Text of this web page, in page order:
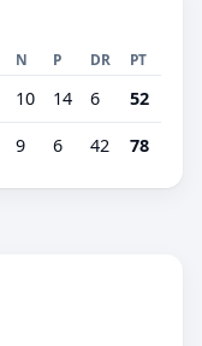
N P DR PT
10 14 6 52
9 6 42 78